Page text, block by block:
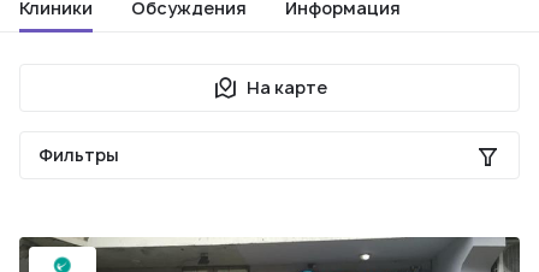
Клиники Обсуждения Информация
На карте
Фильтры